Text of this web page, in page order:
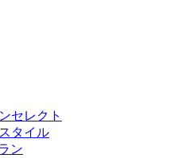
セレクト
タイル
ン